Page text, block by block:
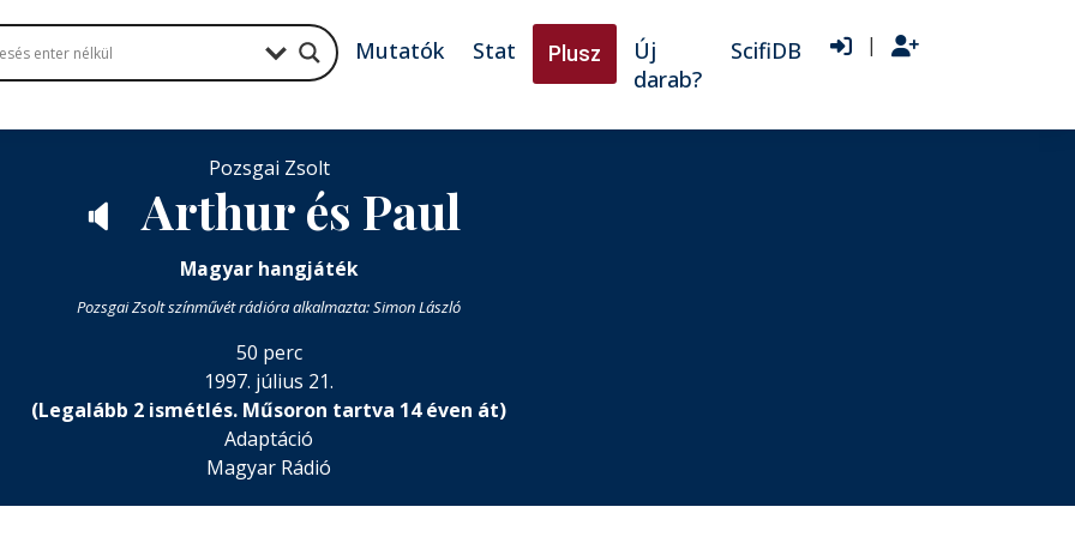
Mutatók Stat Plusz
Új
darab?
ScifiDB |
Pozsgai Zsolt
🔈 Arthur és Paul
Magyar hangjáték
Pozsgai Zsolt színművét rádióra alkalmazta: Simon László
50 perc
1997. július 21.
(Legalább 2 ismétlés. Műsoron tartva 14 éven át)
Adaptáció
Magyar Rádió